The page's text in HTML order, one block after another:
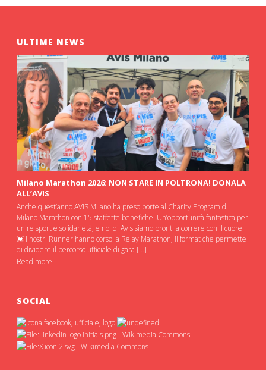
ULTIME NEWS
Milano Marathon 2026: NON STARE IN POLTRONA! DONALA
ALL’AVIS
Anche quest’anno AVIS Milano ha preso porte al Charity Program di
Milano Marathon con 15 staffette benefiche. Un’opportunità fantastica per
unire sport e solidarietà, e noi di Avis siamo pronti a correre con il cuore!
💓 I nostri Runner hanno corso la Relay Marathon, il format che permette
di dividere il percorso ufficiale di gara […]
Read more
SOCIAL